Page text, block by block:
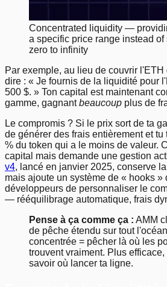
Concentrated liquidity —
a specific price range instead of
zero to infinity
Par exemple, au lieu de couvrir
dire : « Je fournis de la liquidité pour
500 $. » Ton capital est maintenant
gamme, gagnantbeaucoup plus de
Le compromis ? Si le prix sort de ta
de générer des frais entièrement et
% du token qui a le moins de valeur.
capital mais demande une gestion
v4, lancé en janvier 2025, conserve
mais ajoute un système de « hooks »
développeurs de personnaliser le
— rééquilibrage automatique, frais
Pense à ça comme ça : AMM
de pêche étendu sur tout
concentrée = pêcher là où les
trouvent vraiment. Plus
savoir où lancer ta ligne.